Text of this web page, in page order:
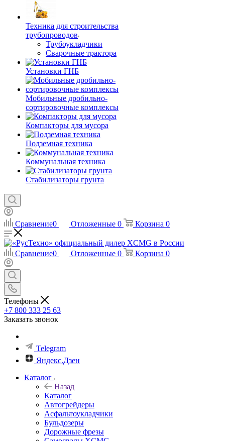
Техника для строительства
трубопроводов
Трубоукладчики
Сварочные трактора
Установки ГНБ
Мобильные дробильно-
сортировочные комплексы
Компакторы для мусора
Подземная техника
Коммунальная техника
Стабилизаторы грунта
Сравнение0 Отложенные 0 Корзина 0
Сравнение0 Отложенные 0 Корзина 0
Телефоны
+7 800 333 25 63
Заказать звонок
Telegram
Яндекс.Дзен
Каталог
Назад
Каталог
Автогрейдеры
Асфальтоукладчики
Бульдозеры
Дорожные фрезы